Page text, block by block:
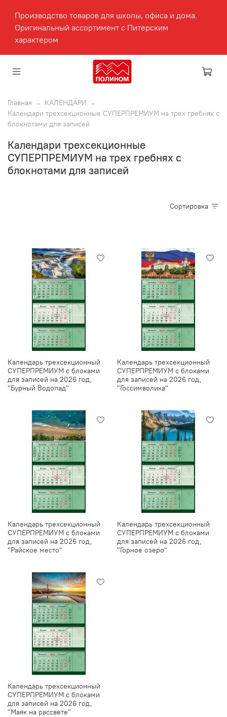
Производство товаров для школы, офиса и дома.
Оригинальный ассортимент с Питерским
характером
Главная
КАЛЕНДАРИ
Календари трехсекционные СУПЕРПРЕМИУМ на трех гребнях с
блокнотами для записей
Календари трехсекционные
СУПЕРПРЕМИУМ на трех гребнях с
блокнотами для записей
Сортировка
Календарь трехсекционный
СУПЕРПРЕМИУМ с блоками
для записей на 2026 год,
"Бурный Водопад"
Календарь трехсекционный
СУПЕРПРЕМИУМ с блоками
для записей на 2026 год,
"Госсимволика"
Календарь трехсекционный
СУПЕРПРЕМИУМ с блоками
для записей на 2026 год,
"Райское место"
Календарь трехсекционный
СУПЕРПРЕМИУМ с блоками
для записей на 2026 год,
"Горное озеро"
Календарь трехсекционный
СУПЕРПРЕМИУМ с блоками
для записей на 2026 год,
"Маяк на рассвете"